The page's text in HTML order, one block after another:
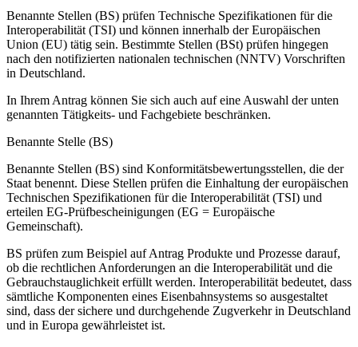
Benannte Stellen (BS) prüfen Technische Spezifikationen für die
Interoperabilität (TSI) und können innerhalb der Europäischen
Union (EU) tätig sein. Bestimmte Stellen (BSt) prüfen hingegen
nach den notifizierten nationalen technischen (NNTV) Vorschriften
in Deutschland.
In Ihrem Antrag können Sie sich auch auf eine Auswahl der unten
genannten Tätigkeits- und Fachgebiete beschränken.
Benannte Stelle (BS)
Benannte Stellen (BS) sind Konformitätsbewertungsstellen, die der
Staat benennt. Diese Stellen prüfen die Einhaltung der europäischen
Technischen Spezifikationen für die Interoperabilität (TSI) und
erteilen EG-Prüfbescheinigungen (EG = Europäische
Gemeinschaft).
BS prüfen zum Beispiel auf Antrag Produkte und Prozesse darauf,
ob die rechtlichen Anforderungen an die Interoperabilität und die
Gebrauchstauglichkeit erfüllt werden. Interoperabilität bedeutet, dass
sämtliche Komponenten eines Eisenbahnsystems so ausgestaltet
sind, dass der sichere und durchgehende Zugverkehr in Deutschland
und in Europa gewährleistet ist.